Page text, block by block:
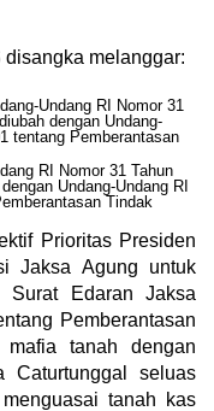
disangka melanggar:
Undang RI Nomor 31
dengan Undang-
tentang Pemberantasan
RI Nomor 31 Tahun
Undang-Undang RI
Tindak
Prioritas Presiden
Jaksa Agung untuk
Surat Edaran Jaksa
Pemberantasan
tanah dengan
Caturtunggal seluas
tanah kas